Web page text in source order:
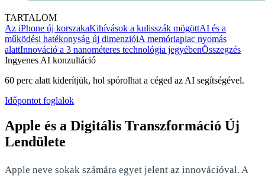
TARTALOM
Az iPhone új korszakaKihívások a kulisszák mögöttAI és a
működési hatékonyság új dimenzióiA memóriapiac nyomás
alattInnováció a 3 nanométeres technológia jegyébenÖsszegzés
Ingyenes AI konzultáció
60 perc alatt kiderítjük, hol spórolhat a céged az AI segítségével.
Időpontot foglalok
Apple és a Digitális Transzformáció Új
Lendülete
Apple neve sokak számára egyet jelent az innovációval. A